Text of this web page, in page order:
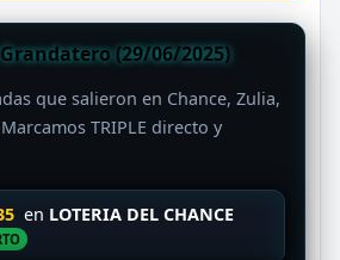
(29/06/2025)
que salieron en Chance, Zulia,
TRIPLE directo y
en LOTERIA DEL CHANCE